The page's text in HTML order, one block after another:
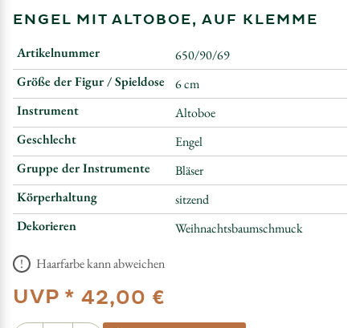
ENGEL MIT ALTOBOE, AUF KLEMME
Artikelnummer
650/90/69
Größe der Figur / Spieldose
6 cm
Instrument
Altoboe
Geschlecht
Engel
Gruppe der Instrumente
Bläser
Körperhaltung
sitzend
Dekorieren
Weihnachtsbaumschmuck
Haarfarbe kann abweichen
UVP * 42,00 €